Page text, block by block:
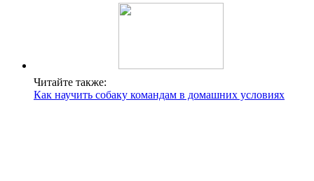
Читайте также:
Как научить собаку командам в домашних условиях